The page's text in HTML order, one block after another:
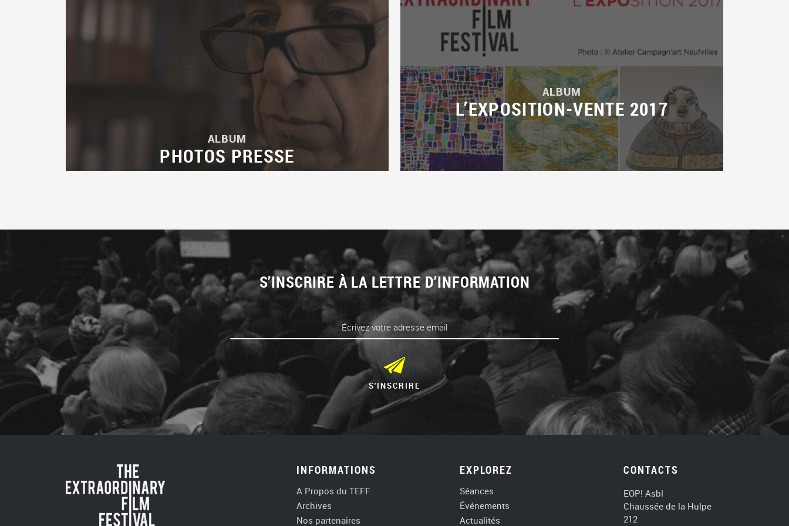
ALBUM
PHOTOS PRESSE
ALBUM
L’EXPOSITION-VENTE 2017
S’INSCRIRE À LA LETTRE D’INFORMATION
Votre adresse email*
INFORMATIONS
A Propos du TEFF
Archives
Nos partenaires
EXPLOREZ
Séances
Événements
Actualités
CONTACTS
EOP! Asbl
Chaussée de la Hulpe
212